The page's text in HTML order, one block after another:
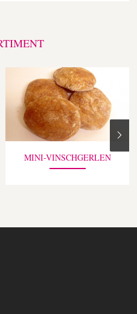
MINI-VINSCHGERLEN